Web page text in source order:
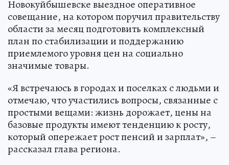
Новокуйбышевске выездное оперативное
совещание, на котором поручил правительству
области за месяц подготовить комплексный
план по стабилизации и поддержанию
приемлемого уровня цен на социально
значимые товары.
«Я встречаюсь в городах и поселках с людьми и
отмечаю, что участились вопросы, связанные с
простыми вещами: жизнь дорожает, цены на
базовые продукты имеют тенденцию к росту,
который опережает рост пенсий и зарплат», –
рассказал глава региона.